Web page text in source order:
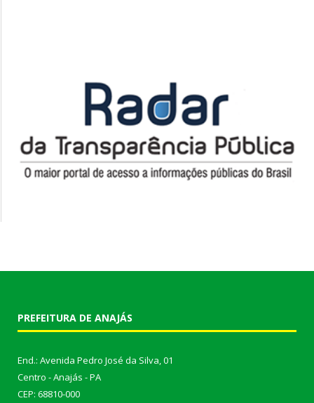
PREFEITURA DE ANAJÁS
End.: Avenida Pedro José da Silva, 01
Centro - Anajás - PA
CEP: 68810-000